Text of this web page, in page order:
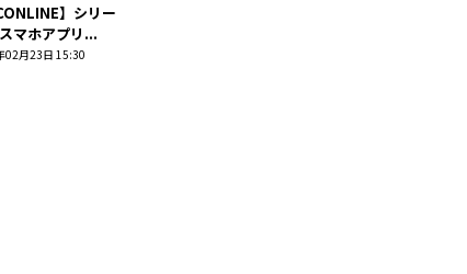
】シリー
マホアプリ...
02月23日 15:30